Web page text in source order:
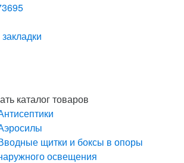
каталог товаров
щитки и боксы в опоры
освещения